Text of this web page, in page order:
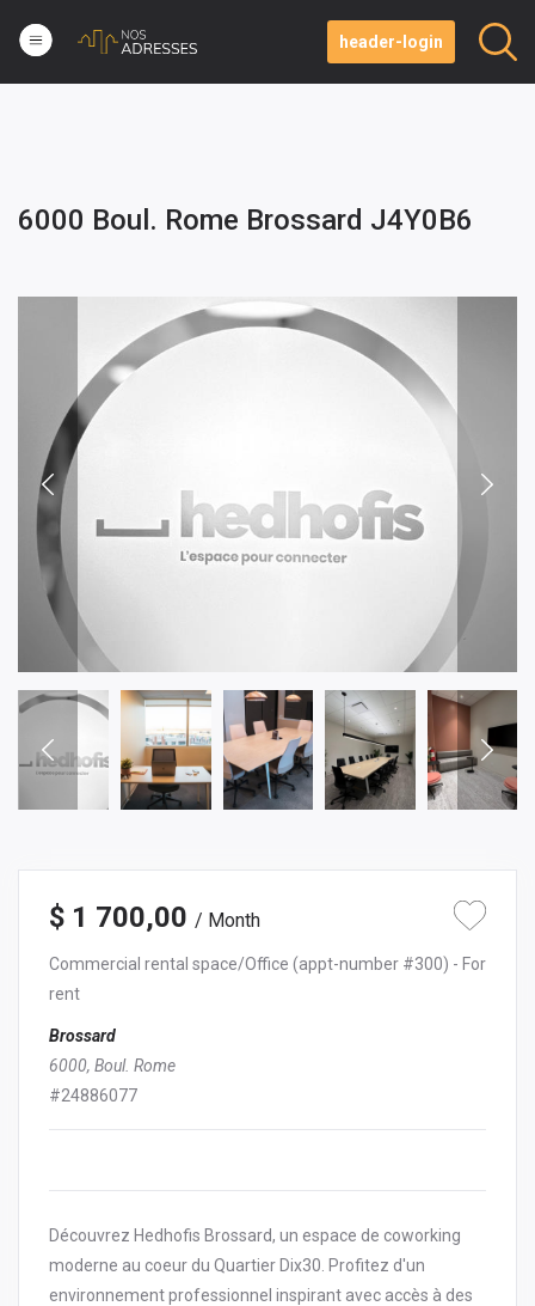
header-login
6000 Boul. Rome Brossard J4Y0B6
$ 1 700,00 / Month
Commercial rental space/Office (appt-number #300) - For
rent
Brossard
6000, Boul. Rome
#24886077
Découvrez Hedhofis Brossard, un espace de coworking
moderne au coeur du Quartier Dix30. Profitez d'un
environnement professionnel inspirant avec accès à des